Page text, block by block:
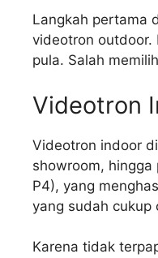
Langkah pertama
videotron outdoor.
pula. Salah
Videotron
Videotron indoor
showroom,
P4), yang
yang sudah cukup
Karena tidak